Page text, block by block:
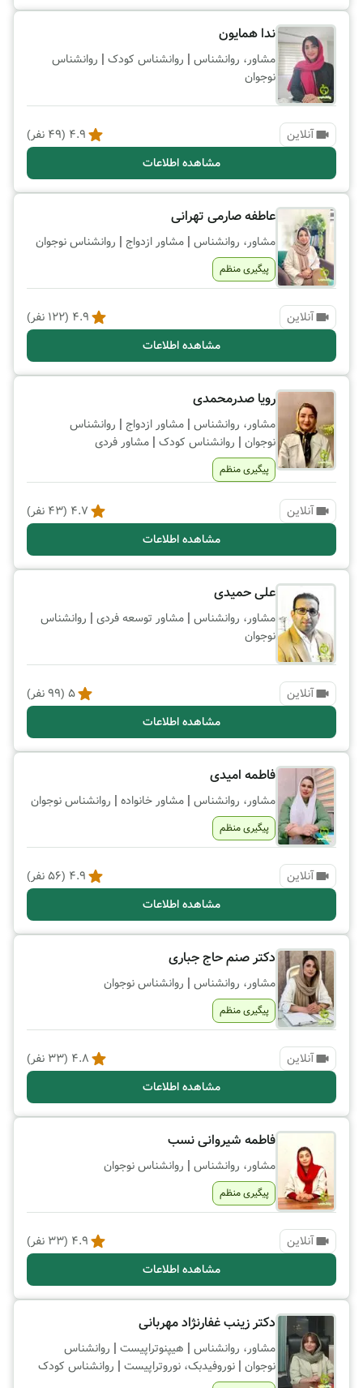
ندا همایون
مشاور، روانشناس | روانشناس کودک | روانشناس
نوجوان
آنلاین 4.9
(
49 نفر)
مشاهده اطلاعات
عاطفه صارمی تهرانی
مشاور، روانشناس | مشاور ازدواج | روانشناس نوجوان
پیگیری منظم
آنلاین 4.9
(
122 نفر)
مشاهده اطلاعات
رویا صدرمحمدی
مشاور، روانشناس | مشاور ازدواج | روانشناس
نوجوان | روانشناس کودک | مشاور فردی
پیگیری منظم
آنلاین 4.7
(
43 نفر)
مشاهده اطلاعات
علی حمیدی
مشاور، روانشناس | مشاور توسعه فردی | روانشناس
نوجوان
آنلاین 5
(
99نفر)
مشاهده اطلاعات
فاطمه امیدی
مشاور، روانشناس | مشاور خانواده | روانشناس نوجوان
پیگیری منظم
آنلاین 4.9
(
56نفر)
مشاهده اطلاعات
دکتر صنم حاج جباری
مشاور، روانشناس | روانشناس نوجوان
پیگیری منظم
آنلاین 4.8
(
33 نفر)
مشاهده اطلاعات
فاطمه شیروانی نسب
مشاور، روانشناس | روانشناس نوجوان
پیگیری منظم
آنلاین 4.9
(
33 نفر)
مشاهده اطلاعات
دکتر زینب غفارنژاد مهربانی
مشاور، روانشناس | هیپنوتراپیست | روانشناس
نوجوان | نوروفیدبک، نوروتراپیست | روانشناس کودک